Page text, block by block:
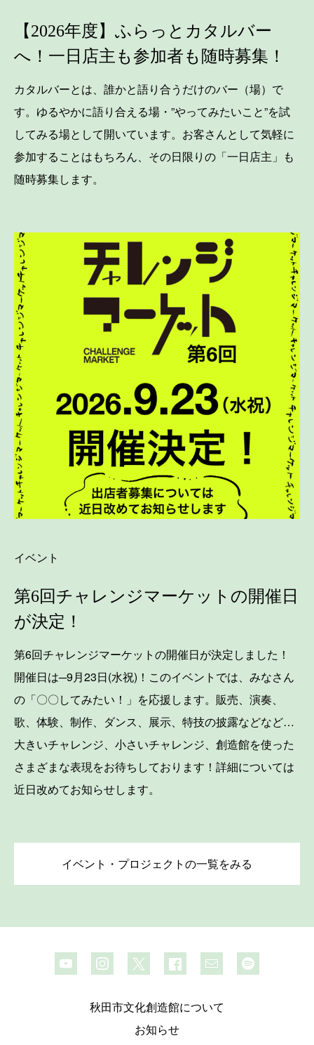
【2026年度】ふらっとカタルバー
へ！一日店主も参加者も随時募集！
カタルバーとは、誰かと語り合うだけのバー（場）で
す。ゆるやかに語り合える場・”やってみたいこと”を試
してみる場として開いています。お客さんとして気軽に
参加することはもちろん、その日限りの「一日店主」も
随時募集します。
イベント
第6回チャレンジマーケットの開催日
が決定！
第6回チャレンジマーケットの開催日が決定しました！
開催日は─9月23日(水祝)！このイベントでは、みなさん
の「〇〇してみたい！」を応援します。販売、演奏、
歌、体験、制作、ダンス、展示、特技の披露などなど…
大きいチャレンジ、小さいチャレンジ、創造館を使った
さまざまな表現をお待ちしております！詳細については
近日改めてお知らせします。
イベント・プロジェクトの一覧をみる
秋田市文化創造館について
お知らせ